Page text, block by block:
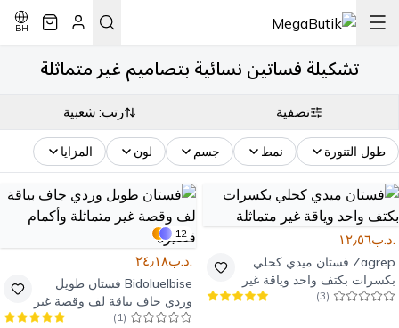
BH
تشكيلة فساتين نسائية بتصاميم غير متماثلة
تصفية رتب: شعبية
طول التنورة نمط جسم لون المزايا
.د.ب١٢٫٥٦
Zagrep فستان ميدي كحلي
بكسرات بكتف واحد وياقة غير
متماثلة
(
3
)
12
.د.ب٢٤٫١٨
Bidoluelbise فستان طويل
وردي جاف بياقة لف وقصة غير
متماثلة وأكمام قصيرة
(
1
)